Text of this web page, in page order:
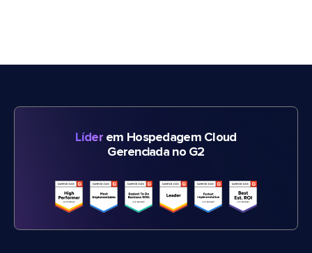
Líderem Hospedagem Cloud
Gerenciada no G2